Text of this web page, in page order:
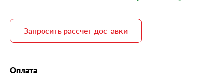
Запросить рассчет доставки
Оплата